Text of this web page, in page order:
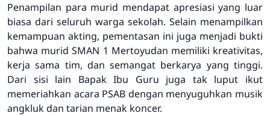
Penampilan para murid mendapat apresiasi yang luar
biasa dari seluruh warga sekolah. Selain menampilkan
kemampuan akting, pementasan ini juga menjadi bukti
bahwa murid SMAN 1 Mertoyudan memiliki kreativitas,
kerja sama tim, dan semangat berkarya yang tinggi.
Dari sisi lain Bapak Ibu Guru juga tak luput ikut
memeriahkan acara PSAB dengan menyuguhkan musik
angkluk dan tarian menak koncer.